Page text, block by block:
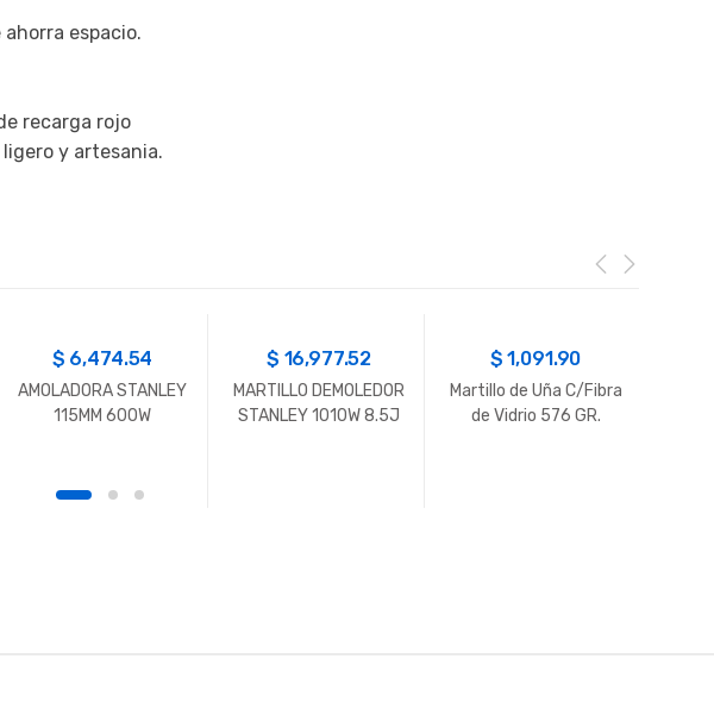
espacio.
recarga rojo
y artesania.
$ 6,474.54
AMOLADORA STANLEY
115MM 600W
$ 16,977.52
MARTILLO DEMOLEDOR
STANLEY 1010W 8.5J
$1,091.90
Martillo de Uña C/Fibra
de Vidrio 576 GR.